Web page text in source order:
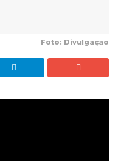
Foto: Divulgação